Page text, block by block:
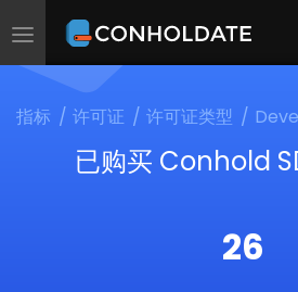
Toggle
指标 许可证 许可证类型
已购买 Conhold
26